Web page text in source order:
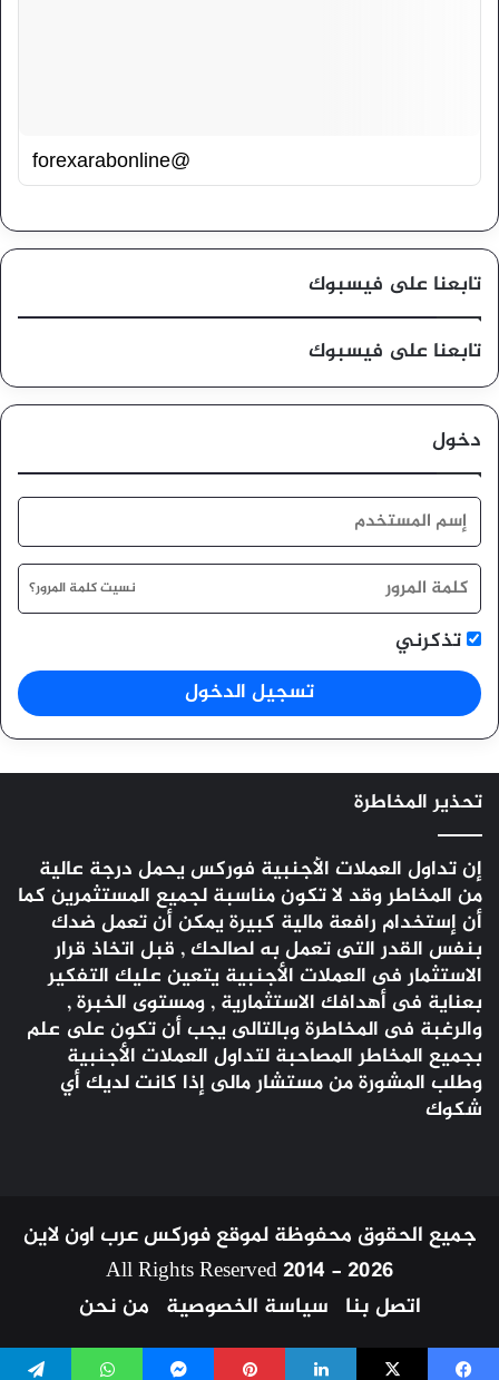
@forexarabonline
تابعنا على فيسبوك
تابعنا على فيسبوك
دخول
نسيت كلمة المرور؟
تذكرني
تسجيل الدخول
تحذير المخاطرة
إن تداول العملات الأجنبية فوركسيحمل درجة عالية
من المخاطر وقد لا تكون مناسبة لجميع المستثمرين كما
أن إستخدام رافعة مالية كبيرة يمكن أن تعمل ضدك
بنفس القدر التى تعمل به لصالحك , قبل اتخاذ قرار
الاستثمار فى العملات الأجنبية يتعين عليك التفكير
بعناية فى أهدافك الاستثمارية , ومستوى الخبرة ,
والرغبة فى المخاطرة وبالتالى يجب أن تكون على علم
بجميع المخاطر المصاحبة لتداول العملات الأجنبية
وطلب المشورة من مستشار مالى إذا كانت لديك أي
شكوك
جميع الحقوق محفوظة لموقع فوركس عرب اون لاين
All Rights Reserved 2014 - 2026
اتصل بنا سياسة الخصوصية من نحن